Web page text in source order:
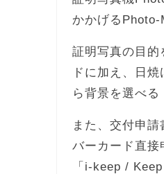
かかげるPhoto-
証明写真の目的
ドに加え、日
ら背景を選べる
また、交付申
バーカード直接
「i-keep /